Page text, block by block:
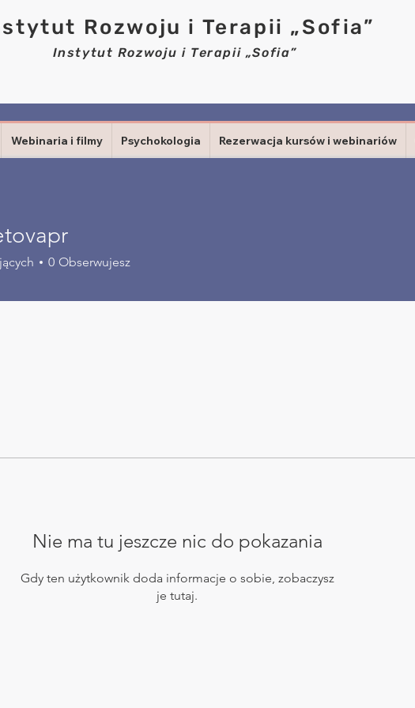
Rozwoju i Terapii „Sofia”
Instytut Rozwoju i Terapii „Sofia”
Webinaria i filmy Psychokologia Rezerwacja kursów i webinariów
Nie ma tu jeszcze nic do pokazania
Gdy ten użytkownik doda informacje o sobie, zobaczysz
je tutaj.
0 Obserwujesz